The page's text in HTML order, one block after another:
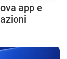
app e